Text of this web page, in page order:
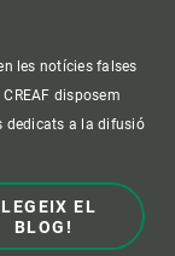
les notícies falses
disposem
dedicats a la difusió
EL
BLOG!